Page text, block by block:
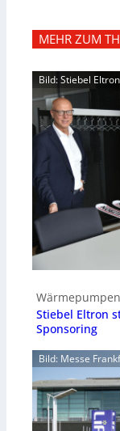
MEHR ZUM
Bild: Stiebel
Stiebel Eltron
Sponsoring
Bild: Messe